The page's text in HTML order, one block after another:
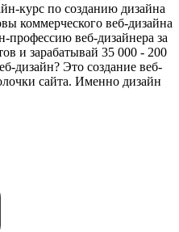
курс по созданию дизайна
коммерческого веб-дизайна
веб-дизайнера за
и зарабатывай 35 000 - 200
дизайн? Это создание веб-
сайта. Именно дизайн